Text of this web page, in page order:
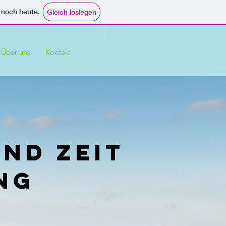
heute. Gleich loslegen
Über uns Kontakt
Zeit